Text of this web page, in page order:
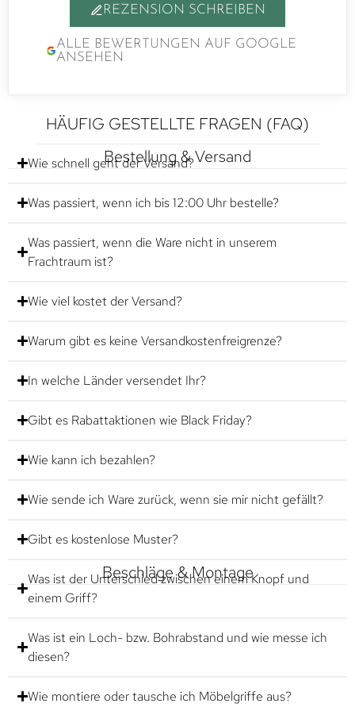
REZENSION SCHREIBEN
ALLE BEWERTUNGEN AUF GOOGLE
ANSEHEN
HÄUFIG GESTELLTE FRAGEN (FAQ)
Bestellung & Versand
Wie schnell geht der Versand?
Was passiert, wenn ich bis 12:00 Uhr bestelle?
Was passiert, wenn die Ware nicht in unserem
Frachtraum ist?
Wie viel kostet der Versand?
Warum gibt es keine Versandkostenfreigrenze?
In welche Länder versendet Ihr?
Gibt es Rabattaktionen wie Black Friday?
Wie kann ich bezahlen?
Wie sende ich Ware zurück, wenn sie mir nicht gefällt?
Gibt es kostenlose Muster?
Beschläge & Montage
Was ist der Unterschied zwischen einem Knopf und
einem Griff?
Was ist ein Loch- bzw. Bohrabstand und wie messe ich
diesen?
Wie montiere oder tausche ich Möbelgriffe aus?